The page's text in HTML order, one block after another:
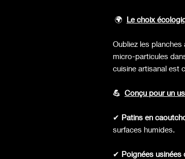
🌍 Le choix
Oubliez les
micro-particules
cuisine artisanal est
💪 Conçu pour un
✔ Patins en
surfaces humides.
✔ Poignées usinées